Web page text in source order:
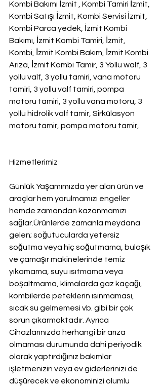
Kombi Bakımı İzmit , Kombi Tamiri İzmit,
Kombi Satışı İzmit, Kombi Servisi İzmit,
Kombi Parca yedek, İzmit Kombi
Bakımı, İzmit Kombi Tamiri, İzmit,
Kombi, İzmit Kombi Bakım, İzmit Kombi
Arıza, İzmit Kombi Tamir, 3 Yollu walf, 3
yollu valf, 3 yollu tamiri, vana motoru
tamiri, 3 yollu valf tamiri, pompa
motoru tamiri, 3 yollu vana motoru, 3
yollu hidrolik valf tamir, Sirkülasyon
motoru tamir, pompa motoru tamir,
Hizmetlerimiz
Günlük Yaşamımızda yer alan ürün ve
araçlar hem yorulmamızı engeller
hemde zamandan kazanmamızı
sağlar.Ürünlerde zamanla meydana
gelen; soğutucularda yetersiz
soğutma veya hiç soğutmama, bulaşık
ve çamaşır makinelerinde temiz
yıkamama, suyu ısıtmama veya
boşaltmama, klimalarda gaz kaçağı,
kombilerde peteklerin ısınmaması,
sıcak su gelmemesi vb. gibi bir çok
sorun çıkarmaktadır. Ayrıca
Cihazlarınızda herhangi bir arıza
olmaması durumunda dahi periyodik
olarak yaptırdığınız bakımlar
işletmenizin veya ev giderlerinizi de
düşürecek ve ekonominizi olumlu